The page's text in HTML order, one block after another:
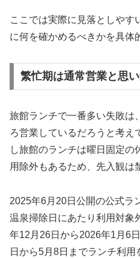
ここでは実際に見落としやす
に何を確かめるべきかを具体
繁忙期は通常営業と思
旅館ランチで一番多い失敗は
ろ営業しているだろうと考え
し旅館のランチは曜日固定の
用除外もあるため、先入観は
2025年6月20日公開の公式ラ
温泉掃除日にあたり利用対象
年12月26日から2026年1月6
日から5月8日までランチ利